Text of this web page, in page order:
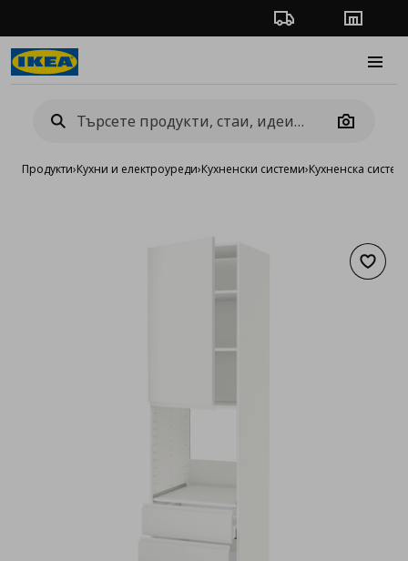
Проследяване на
Camera
Продукти›Кухни и електроуреди›Кухненски системи›Кухненска